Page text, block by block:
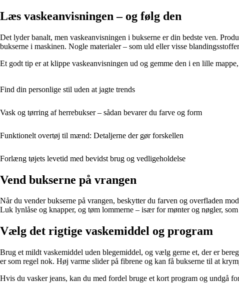
Læs vaskeanvisningen – og følg den
Det lyder banalt, men vaskeanvisningen i bukserne er din bedste ven.
bukserne i maskinen. Nogle materialer – som uld eller visse
Et godt tip er at klippe vaskeanvisningen ud og gemme den i en lille
Find din personlige stil uden at jagte trends
Vask og tørring af herrebukser – sådan bevarer du farve og form
Funktionelt overtøj til mænd: Detaljerne der gør forskellen
Forlæng tøjets levetid med bevidst brug og vedligeholdelse
Vend bukserne på vrangen
Når du vender bukserne på vrangen, beskytter du farven og overfladen
Luk lynlåse og knapper, og tøm lommerne – især for mønter og nøgler,
Vælg det rigtige vaskemiddel og program
Brug et mildt vaskemiddel uden blegemiddel, og vælg gerne et, der er
er som regel nok. Høj varme slider på fibrene og kan få bukserne til at
Hvis du vasker jeans, kan du med fordel bruge et kort program og undgå